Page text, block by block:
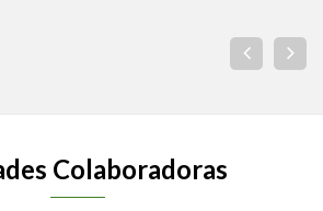
Colaboradoras